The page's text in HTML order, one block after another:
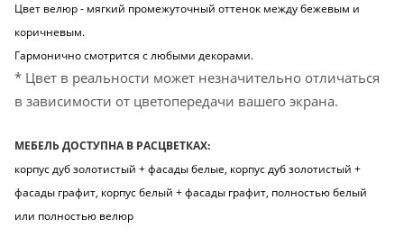
Цвет велюр - мягкий промежуточный оттенок между бежевым и
коричневым.
Гармонично смотрится с любыми декорами.
* Цвет в реальности может незначительно отличаться
в зависимости от цветопередачи вашего экрана.
МЕБЕЛЬ ДОСТУПНА В РАСЦВЕТКАХ:
корпус дуб золотистый + фасады белые, корпус дуб золотистый +
фасады графит, корпус белый + фасады графит, полностью белый
или полностью велюр